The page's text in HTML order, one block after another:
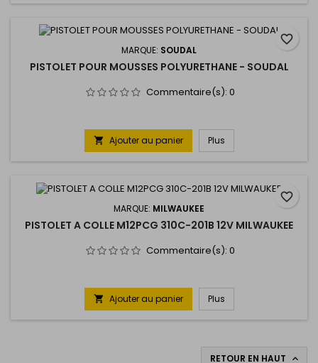
MARQUE: SOUDAL
PISTOLET POUR MOUSSES POLYURETHANE - SOUDAL
Commentaire(s): 0
 Ajouter au panier Plus
favorite_border
MARQUE: MILWAUKEE
PISTOLET A COLLE M12PCG 310C-201B 12V MILWAUKEE
Commentaire(s): 0
 Ajouter au panier Plus
favorite_border
RETOUR EN HAUT 